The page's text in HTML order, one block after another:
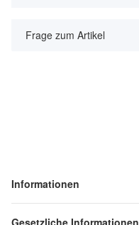
Frage zum Artikel
Informationen